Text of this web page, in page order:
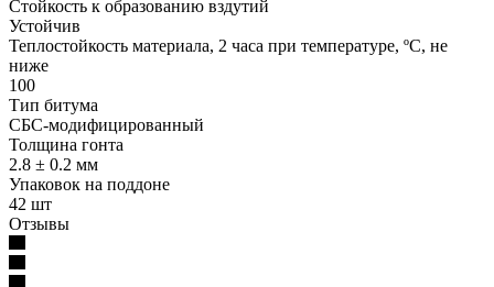
Стойкость к образованию вздутий
Устойчив
Теплостойкость материала, 2 часа при температуре, ºС, не
ниже
100
Тип битума
СБС-модифицированный
Толщина гонта
2.8 ± 0.2 мм
Упаковок на поддоне
42 шт
Отзывы